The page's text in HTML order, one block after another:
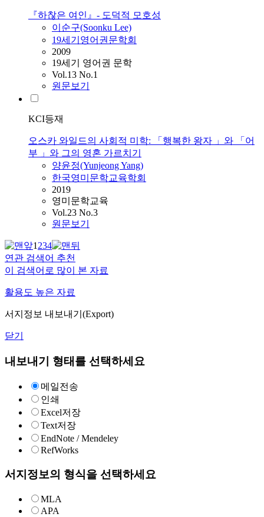
『하찮은 여인』- 도덕적 모호성
이순구(Soonku Lee)
19세기영어권문학회
2009
19세기 영어권 문학
Vol.13 No.1
원문보기
KCI등재
오스카 와일드의 사회적 미학: 「행복한 왕자 」와 「어
부 」와 그의 영혼 가르치기
양윤정(Yunjeong Yang)
한국영미문학교육학회
2019
영미문학교육
Vol.23 No.3
원문보기
1234
연관 검색어 추천
이 검색어로 많이 본 자료
활용도 높은 자료
서지정보 내보내기(Export)
닫기
내보내기 형태를 선택하세요
메일전송
인쇄
Excel저장
Text저장
EndNote / Mendeley
RefWorks
서지정보의 형식을 선택하세요
MLA
APA